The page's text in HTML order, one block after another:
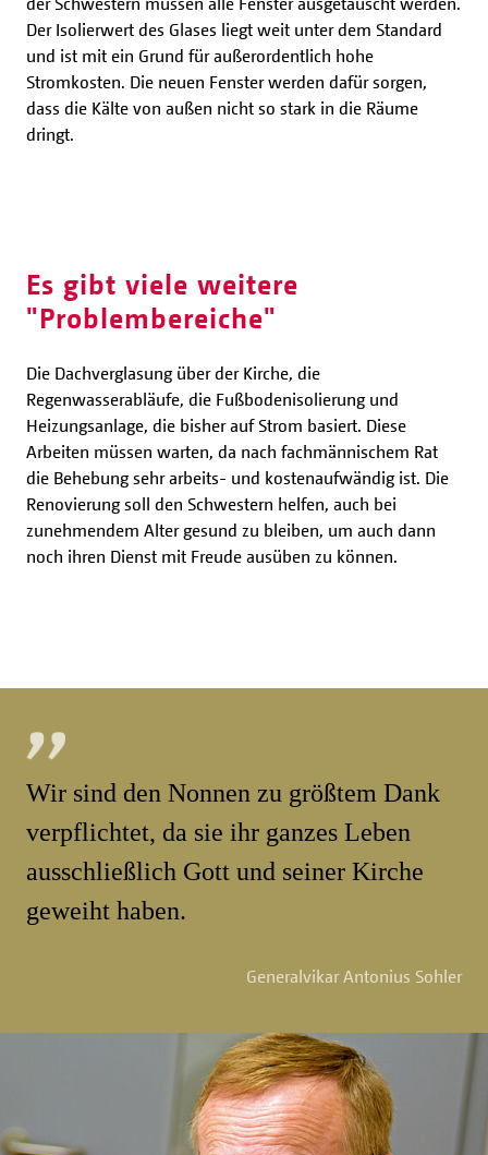
Der Isolierwert des Glases liegt weit unter dem Standard
und ist mit ein Grund für außerordentlich hohe
Stromkosten. Die neuen Fenster werden dafür sorgen,
dass die Kälte von außen nicht so stark in die Räume
dringt.
Es gibt viele weitere
"Problembereiche"
Die Dachverglasung über der Kirche, die
Regenwasserabläufe, die Fußbodenisolierung und
Heizungsanlage, die bisher auf Strom basiert. Diese
Arbeiten müssen warten, da nach fachmännischem Rat
die Behebung sehr arbeits- und kostenaufwändig ist. Die
Renovierung soll den Schwestern helfen, auch bei
zunehmendem Alter gesund zu bleiben, um auch dann
noch ihren Dienst mit Freude ausüben zu können.
Wir sind den Nonnen zu größtem Dank
verpflichtet, da sie ihr ganzes Leben
ausschließlich Gott und seiner Kirche
geweiht haben.
Generalvikar Antonius Sohler